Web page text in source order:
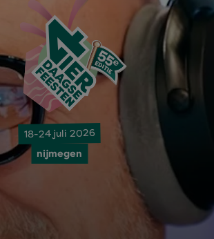
18-24 juli 2026
nijmegen